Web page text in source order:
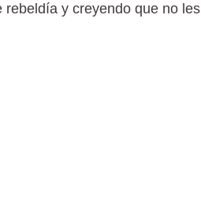
rebeldía y creyendo que no les